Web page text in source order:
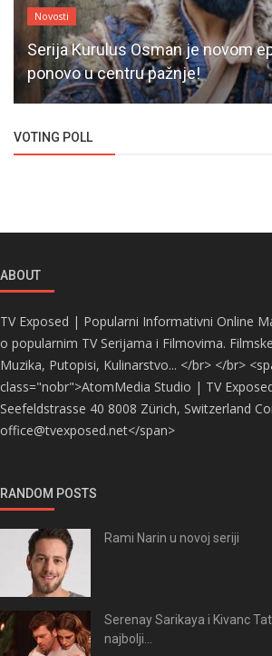
Novosti
Serija Kurulus Osman je novom
ponovo u centru pažnje!
VOTING POLL
ABOUT
TV Exposed | Popularni Informativni Online
o popularnim TV Serijama i Filmovima.
Muzika, Putopisi, Kulinarstvo... </br> </br>
class="nobr">AtomMedia Studio | TV
Seefeldstrasse 40 8008 Zürich, Switzerland
office@tvexposed.net</span>
RANDOM POSTS
Rami Narin u novoj seriji
Serenay Sarikaya i Kivanc
najbolji...